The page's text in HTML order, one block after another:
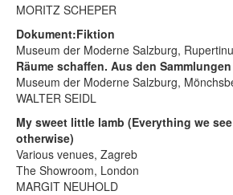
MORITZ SCHEPER
Dokument:Fiktion
Museum der Moderne Salzburg,
Räume schaffen. Aus den Sammlungen
Museum der Moderne Salzburg,
WALTER SEIDL
My sweet little lamb (Everything we
otherwise)
Various venues, Zagreb
The Showroom, London
MARGIT NEUHOLD